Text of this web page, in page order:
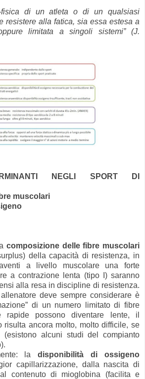
fisica di un atleta o di un qualsiasi
resistere alla fatica, sia essa estesa a
limitata a singoli sistemi” (J.
NEGLI SPORT DI
muscolari
composizione delle fibre muscolari
della capacità di resistenza, in
a livello muscolare una forte
a contrazione lenta (tipo I) saranno
alla resa in discipline di resistenza.
deve sempre considerare è
di un numero limitato di fibre
rapide possono diventare lente, il
risulta ancora molto, molto difficile, se
(esistono alcuni studi del compianto
ladisponibilità di ossigeno
capillarizzazione, dalla nascita di
contenuto di mioglobina (facilita e